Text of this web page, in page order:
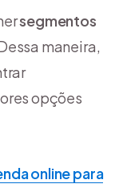
segmentos
maneira,
opções
online para